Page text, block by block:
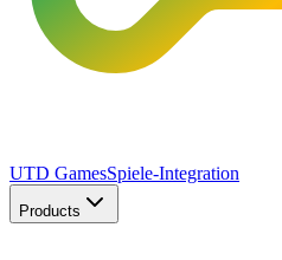
UTD GamesSpiele-Integration
Products